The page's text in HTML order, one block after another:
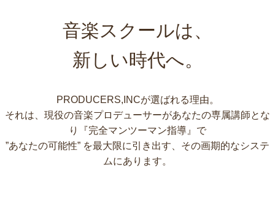
音楽スクールは、
新しい時代へ。
PRODUCERS,INCが選ばれる理由。
それは、現役の音楽プロデューサーがあなたの専属講師とな
り『完全マンツーマン指導』で
”あなたの可能性” を最大限に引き出す、その画期的なシステ
ムにあります。